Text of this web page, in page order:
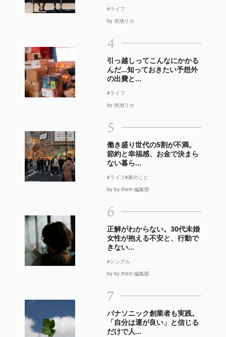
#ライフ
by 赤池リカ
4
引っ越しってこんなにかかる
んだ…知っておきたい予想外
の出費と...
#ライフ
by 赤池リカ
5
働き盛り世代の5割が不満。
節約と幸福感、お金で決まら
ない暮ら...
#ライフ#家のこと
by by them 編集部
6
正解がわからない。30代未婚
女性が抱える不安と、行動で
きない...
#シングル
by by them 編集部
7
パナソニック創業者も実践。
「自分は運が良い」と信じる
だけで人...